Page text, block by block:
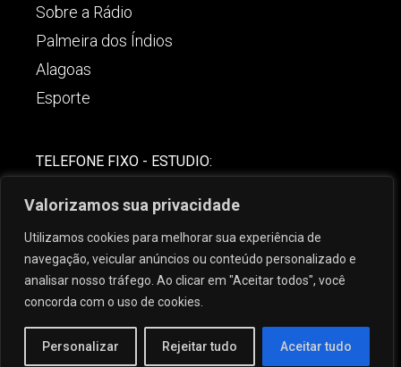
Valorizamos sua privacidade
Utilizamos cookies para melhorar sua experiência de
navegação, veicular anúncios ou conteúdo personalizado e
analisar nosso tráfego. Ao clicar em "Aceitar todos", você
concorda com o uso de cookies.
Personalizar Rejeitar tudo Aceitar tudo
Sobre a Rádio
Palmeira dos Índios
Alagoas
Esporte
TELEFONE FIXO - ESTUDIO:
(82) 99621-8806